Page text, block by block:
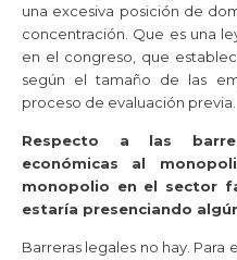
una excesiva posición de
concentración. Que es una
en el congreso, que
según el tamaño de las
proceso de evaluación previa.
Respecto a las
económicas al
monopolio en el sector
estaría presenciando
Barreras legales no hay.